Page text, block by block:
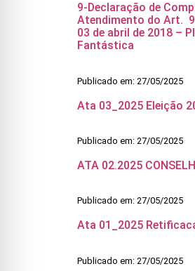
9-Declaração de
Atendimento do Art.
03 de abril de 2018 –
Fantástica
Publicado em: 27/05/2025
Ata 03_2025 Eleição
Publicado em: 27/05/2025
ATA 02.2025
Publicado em: 27/05/2025
Ata 01_2025
Publicado em: 27/05/2025